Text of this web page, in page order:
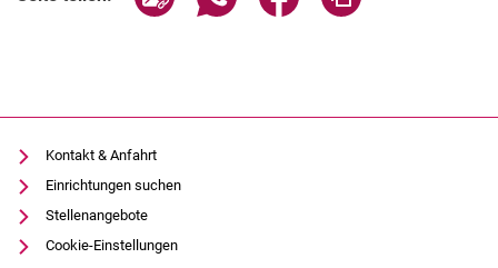
Kontakt & Anfahrt
Einrichtungen suchen
Stellenangebote
Cookie-Einstellungen